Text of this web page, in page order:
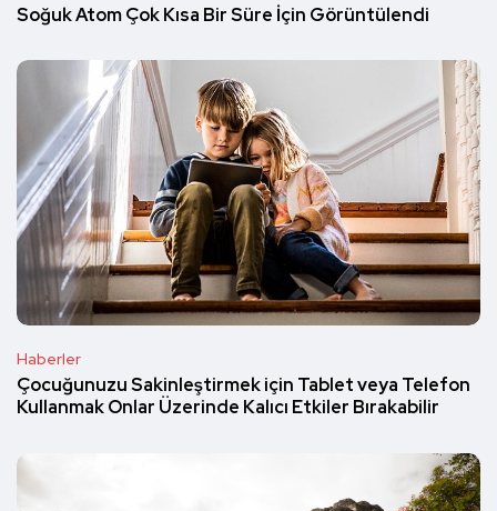
Soğuk Atom Çok Kısa Bir Süre İçin Görüntülendi
Haberler
Çocuğunuzu Sakinleştirmek için Tablet veya Telefon
Kullanmak Onlar Üzerinde Kalıcı Etkiler Bırakabilir